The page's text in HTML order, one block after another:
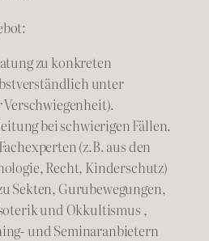
zu konkreten
unter
bei schwierigen Fällen.
(z.B. aus den
Recht, Kinderschutz)
Sekten, Gurubewegungen,
und Okkultismus ,
und Seminaranbietern